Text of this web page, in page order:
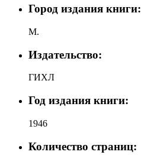
Город издания книги:
М.
Издательство:
ГИХЛ
Год издания книги:
1946
Количество страниц: